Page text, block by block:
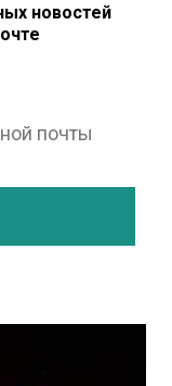
новостей